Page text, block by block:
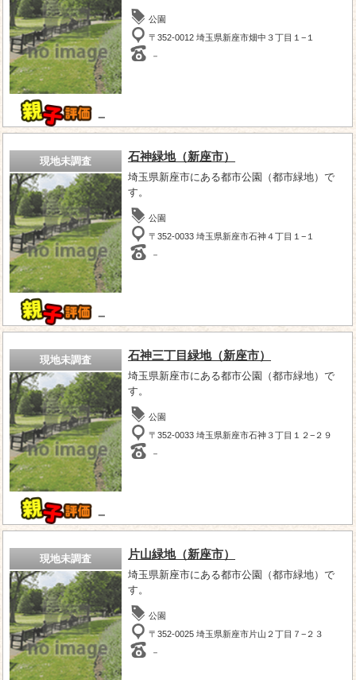
－
公園
〒352-0012 埼玉県新座市畑中３丁目１−１
－
現地未調査
－
石神緑地（新座市）
埼玉県新座市にある都市公園（都市緑地）で
す。
公園
〒352-0033 埼玉県新座市石神４丁目１−１
－
現地未調査
－
石神三丁目緑地（新座市）
埼玉県新座市にある都市公園（都市緑地）で
す。
公園
〒352-0033 埼玉県新座市石神３丁目１２−２９
－
現地未調査 片山緑地（新座市）
埼玉県新座市にある都市公園（都市緑地）で
す。
公園
〒352-0025 埼玉県新座市片山２丁目７−２３
－